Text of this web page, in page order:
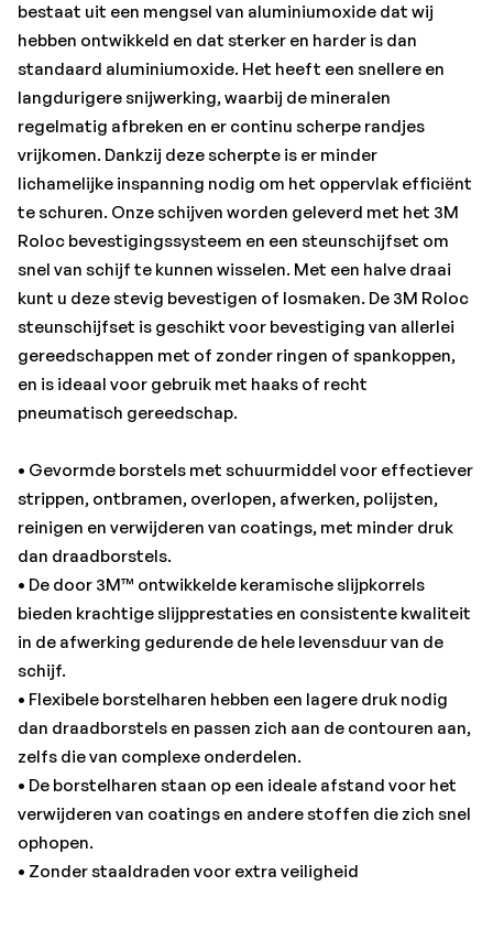
• Gevormde borstels met schuurmiddel voor effectiever
strippen, ontbramen, overlopen, afwerken, polijsten,
reinigen en verwijderen van coatings, met minder druk
dan draadborstels.
• De door 3M™ ontwikkelde keramische slijpkorrels
bieden krachtige slijpprestaties en consistente kwaliteit
in de afwerking gedurende de hele levensduur van de
schijf.
• Flexibele borstelharen hebben een lagere druk nodig
dan draadborstels en passen zich aan de contouren aan,
zelfs die van complexe onderdelen.
• De borstelharen staan op een ideale afstand voor het
verwijderen van coatings en andere stoffen die zich snel
ophopen.
bestaat uit een mengsel van aluminiumoxide dat wij
hebben ontwikkeld en dat sterker en harder is dan
standaard aluminiumoxide. Het heeft een snellere en
langdurigere snijwerking, waarbij de mineralen
regelmatig afbreken en er continu scherpe randjes
vrijkomen. Dankzij deze scherpte is er minder
lichamelijke inspanning nodig om het oppervlak efficiënt
te schuren. Onze schijven worden geleverd met het 3M
Roloc bevestigingssysteem en een steunschijfset om
snel van schijf te kunnen wisselen. Met een halve draai
kunt u deze stevig bevestigen of losmaken. De 3M Roloc
steunschijfset is geschikt voor bevestiging van allerlei
gereedschappen met of zonder ringen of spankoppen,
en is ideaal voor gebruik met haaks of recht
pneumatisch gereedschap.
• Gevormde borstels met schuurmiddel voor effectiever
strippen, ontbramen, overlopen, afwerken, polijsten,
reinigen en verwijderen van coatings, met minder druk
dan draadborstels.
• De door 3M™ ontwikkelde keramische slijpkorrels
bieden krachtige slijpprestaties en consistente kwaliteit
in de afwerking gedurende de hele levensduur van de
schijf.
• Flexibele borstelharen hebben een lagere druk nodig
dan draadborstels en passen zich aan de contouren aan,
zelfs die van complexe onderdelen.
• De borstelharen staan op een ideale afstand voor het
verwijderen van coatings en andere stoffen die zich snel
ophopen.
• Zonder staaldraden voor extra veiligheid